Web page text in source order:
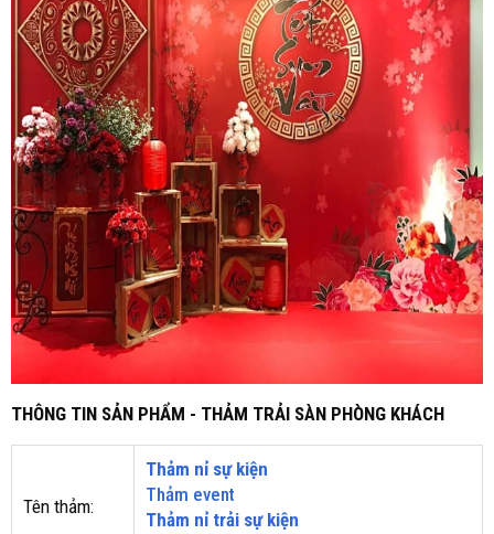
THÔNG TIN SẢN PHẨM - THẢM TRẢI SÀN PHÒNG KHÁCH
Tên thảm:
Thảm nỉ sự kiện
Thảm event
Thảm nỉ trải sự kiện